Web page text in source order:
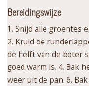
Bereidingswijze
1. Snijd alle groentes
2. Kruid de
de helft van de boter
goed warm is. 4. Bak
weer uit de pan. 6.